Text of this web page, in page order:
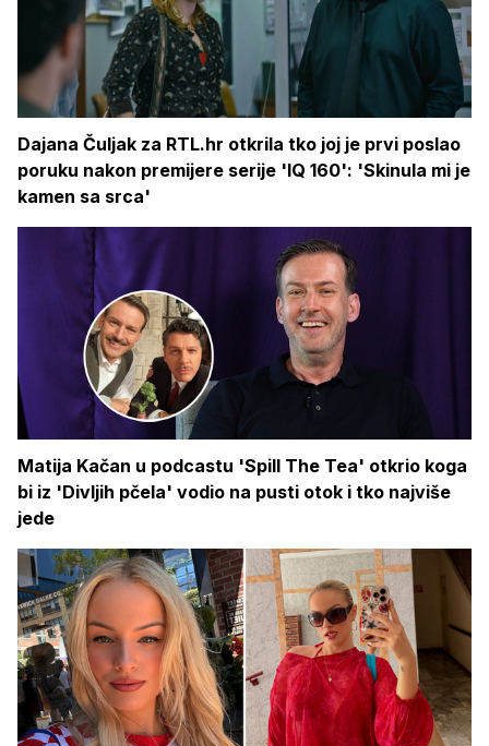
Dajana Čuljak za RTL.hr otkrila tko joj je prvi poslao
poruku nakon premijere serije 'IQ 160': 'Skinula mi je
kamen sa srca'
Matija Kačan u podcastu 'Spill The Tea' otkrio koga
bi iz 'Divljih pčela' vodio na pusti otok i tko najviše
jede